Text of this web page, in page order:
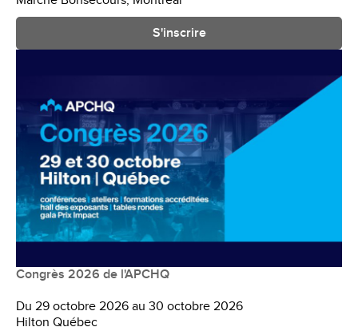
S'inscrire
Congrès 2026 de l'APCHQ
Du 29 octobre 2026 au 30 octobre 2026
Hilton Québec